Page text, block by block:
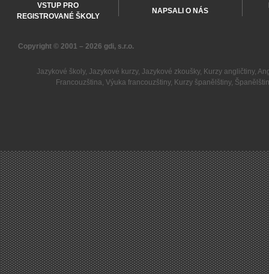
VSTUP PRO
REGISTROVANÉ ŠKOLY
NAPSALI O NÁS
Copyright © 2001 – 2026 gdi, s.r.o.
Jazykové školy, Jazykové kurzy, Jazykové zkoušky, Kurzy angličtiny,
Francouzština,Výuka francouzštiny, Kurzy španělštiny,